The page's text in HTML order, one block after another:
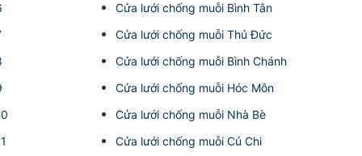
Cửa lưới chống muỗi Bình Tân
Cửa lưới chống muỗi Thủ Đức
Cửa lưới chống muỗi Bình Chánh
Cửa lưới chống muỗi Hóc Môn
Cửa lưới chống muỗi Nhà Bè
Cửa lưới chống muỗi Củ Chi